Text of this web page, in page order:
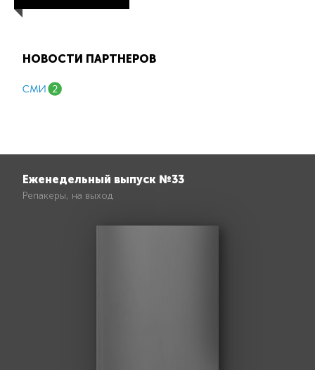
НОВОСТИ ПАРТНЕРОВ
Еженедельный выпуск №33
Репакеры, на выход